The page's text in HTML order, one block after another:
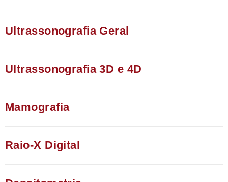
Ultrassonografia Geral​
Ultrassonografia 3D e 4D​
Mamografia​
Raio-X Digital​